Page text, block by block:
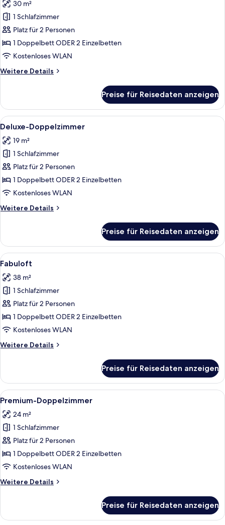
für
Fabuloft
Single
Use
anzeigen
30 m²
1 Schlafzimmer
Platz für 2 Personen
1 Doppelbett ODER 2 Einzelbetten
Kostenloses WLAN
Weitere Details
Weitere
Single
Use
Preise für Reisedaten anzeigen
Alle
Fotos
für
Deluxe-
Doppelzimmer
anzeigen
Daunenbettdecken, Minibar,
6
Deluxe-Doppelzimmer
19 m²
1 Schlafzimmer
Platz für 2 Personen
1 Doppelbett ODER 2 Einzelbetten
Kostenloses WLAN
Weitere Details
Weitere
Doppelzimmer
Preise für Reisedaten anzeigen
Alle
Fotos
für
Fabuloft
anzeigen
Daunenbettdecken, Minibar,
4
Fabuloft
38 m²
1 Schlafzimmer
Platz für 2 Personen
1 Doppelbett ODER 2 Einzelbetten
Kostenloses WLAN
Weitere Details
Weitere
Preise für Reisedaten anzeigen
Alle
Fotos
für
Premium-
Doppelzimmer
anzeigen
Daunenbettdecken, Minibar,
6
Premium-Doppelzimmer
24 m²
1 Schlafzimmer
Platz für 2 Personen
1 Doppelbett ODER 2 Einzelbetten
Kostenloses WLAN
Weitere Details
Weitere
Doppelzimmer
Preise für Reisedaten anzeigen